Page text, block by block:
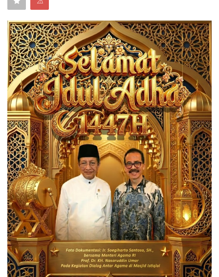
Kejahatan
Cybers Event
UMKM & Ekonomi Kreatif
Pekerja Migran Indonesia
Ekonomi
Pendidikan
Informasi Journalism
Olahraga
Kesehatan
Layanan Publik